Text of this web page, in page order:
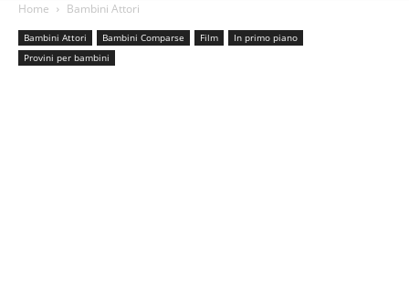
Home Bambini Attori
Bambini Attori Bambini Comparse Film
In primo piano
Provini per bambini